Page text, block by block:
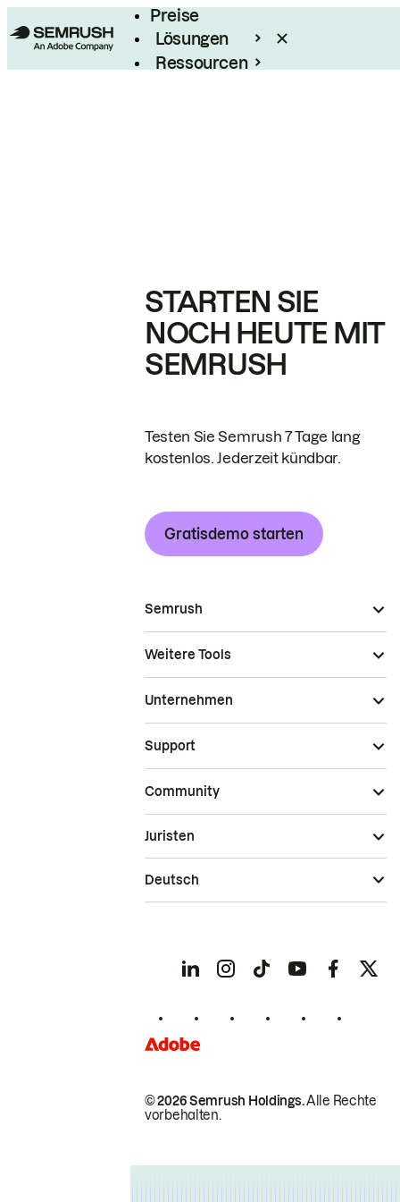
Preise
Lösungen
Ressourcen
STARTEN SIE
NOCH HEUTE MIT
SEMRUSH
Testen Sie Semrush 7 Tage lang
kostenlos. Jederzeit kündbar.
Gratisdemo starten
Semrush
Weitere Tools
Unternehmen
Support
Community
© 2026 Semrush Holdings.Alle Rechte
vorbehalten.
Juristen
Deutsch